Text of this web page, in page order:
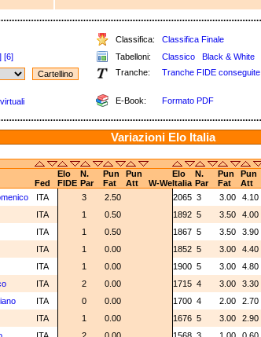
Classifica: Classifica Finale
[6] Tabelloni: Classico Black & White
Tranche: Tranche FIDE conseguite
E-Book: Formato PDF
Variazioni Elo Italia
Elo N. Pun Pun Elo N. Pun Pun
Fed FIDE Par Fat Att W-WeItalia Par Fat Att
ITA 3 2.50 2065 3 3.00 4.10
ITA 1 0.50 1892 5 3.50 4.00
ITA 1 0.50 1867 5 3.50 3.90
ITA 1 0.00 1852 5 3.00 4.40
ITA 1 0.00 1900 5 3.00 4.80
ITA 2 0.00 1715 4 3.00 3.30
ITA 0 0.00 1700 4 2.00 2.70
ITA 1 0.00 1676 5 3.00 2.90